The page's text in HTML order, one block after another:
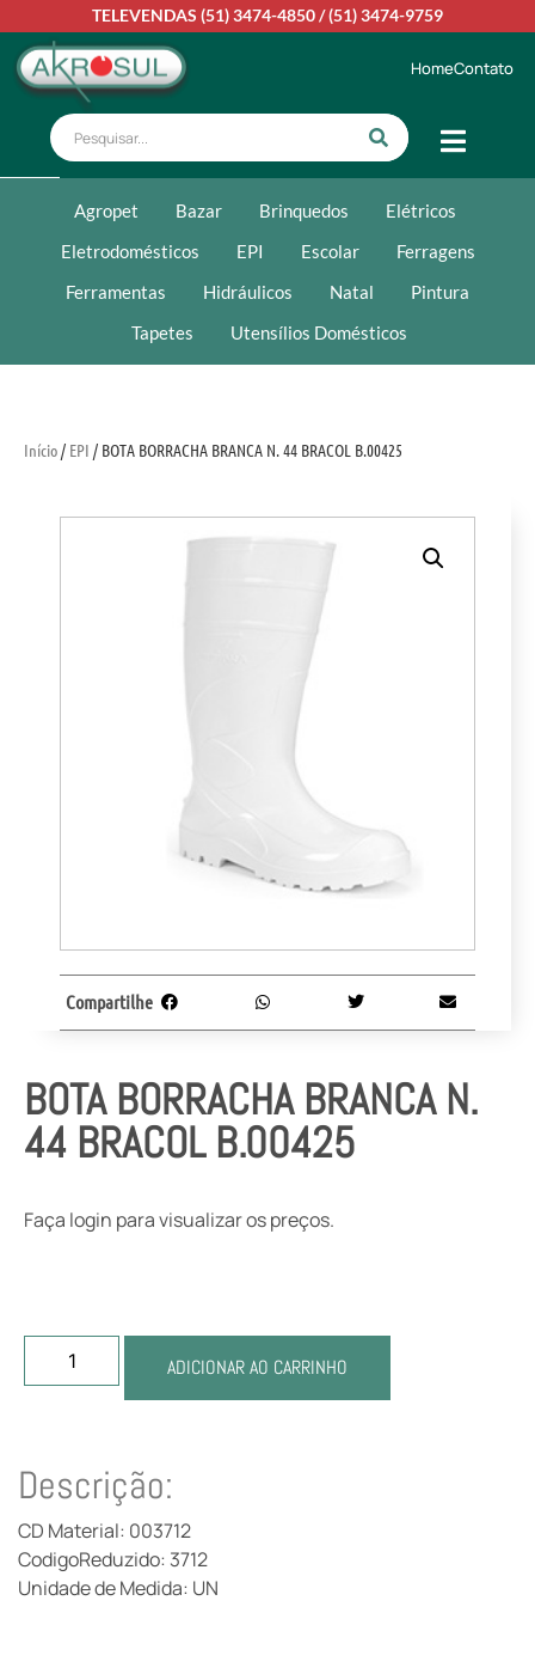
TELEVENDAS (51) 3474-4850/(51) 3474-9759
HomeContato
Agropet Bazar Brinquedos
Elétricos
Eletrodomésticos
EPI Escolar
Ferragens
Ferramentas
Hidráulicos Natal
Pintura
Tapetes
Utensílios Domésticos
Início/ EPI / BOTA BORRACHA BRANCA N. 44 BRACOL B.00425
BOTA BORRACHA BRANCA N.
44 BRACOL B.00425
Faça login para visualizar os preços.
ADICIONAR AO CARRINHO
Compartilhe
Descrição:
CD Material: 003712
CodigoReduzido: 3712
Unidade de Medida: UN